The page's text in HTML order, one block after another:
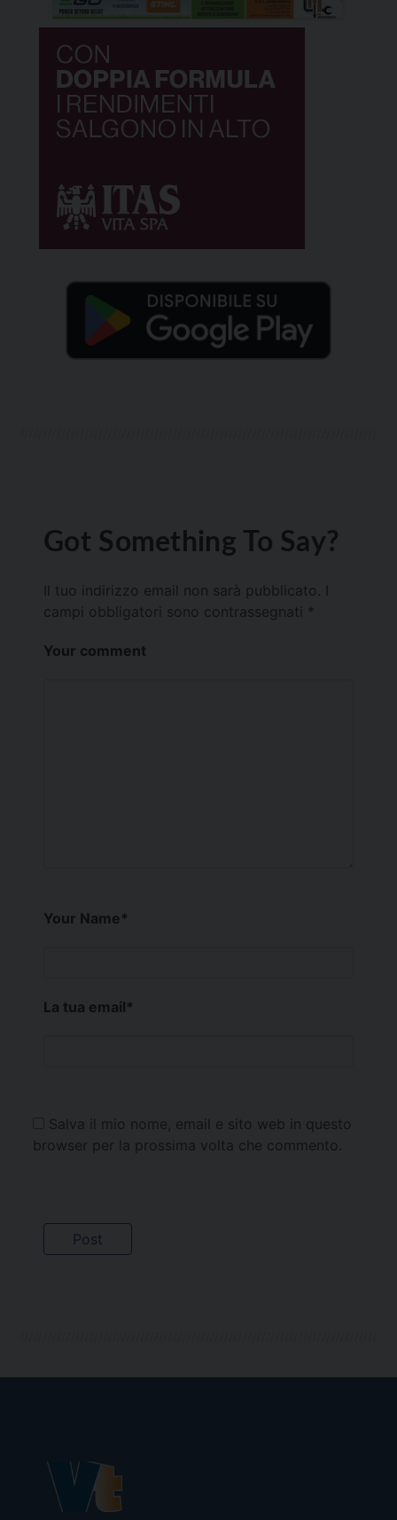
Got Something To Say?
Il tuo indirizzo email non sarà pubblicato.
campi obbligatori sono contrassegnati *
Your comment
Your Name*
La tua email*
Salva il mio nome, email e sito web in questo
browser per la prossima volta che commento.